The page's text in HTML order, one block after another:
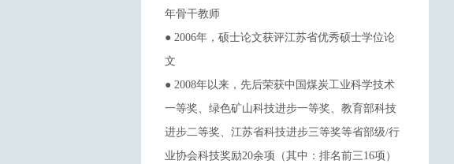
年骨干教师
● 2006年，硕士论文获评江苏省优秀硕士学位论
文
● 2008年以来，先后荣获中国煤炭工业科学技术
一等奖、绿色矿山科技进步一等奖、教育部科技
进步二等奖、江苏省科技进步三等奖等省部级/行
业协会科技奖励20余项（其中：排名前三16项）